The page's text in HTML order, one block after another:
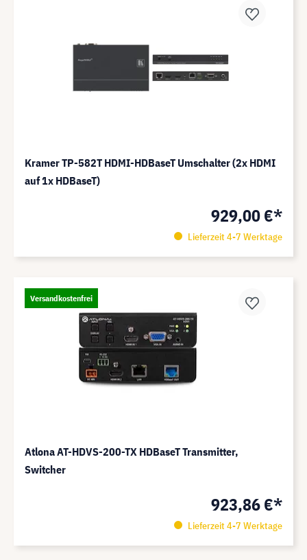
Kramer TP-582T HDMI-HDBaseT Umschalter (2x HDMI
auf 1x HDBaseT)
929,00 €*
Lieferzeit 4-7 Werktage
Versandkostenfrei
Atlona AT-HDVS-200-TX HDBaseT Transmitter,
Switcher
923,86 €*
Lieferzeit 4-7 Werktage